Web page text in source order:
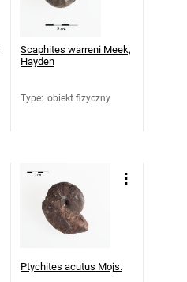
Scaphites warreni Meek,
Hayden
Type: obiekt fizyczny
Ptychites acutus Mojs.